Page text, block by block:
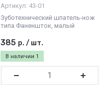
Артикул: 43-01
Зуботехнический шпатель-нож
типа Фаненшток, малый
В наличии 1
385 р. / шт.